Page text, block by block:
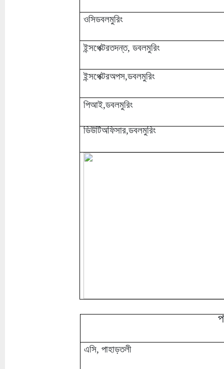
ওসিডবলমুরিং
ইন্সপেক্টরতদন্ত, ডবলমুরিং
ইন্সপেক্টরঅপস,ডবলমুরিং
পিআই,ডবলমুরিং
ডিউটিঅফিসার,ডবলমুরিং
এসি, পাহাড়তলী